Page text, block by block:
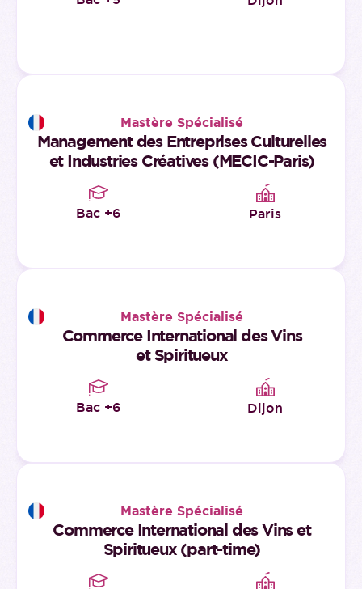
Mastère Spécialisé
Management des Entreprises Culturelles
et Industries Créatives (MECIC-Paris)
Bac +6 Paris
Mastère Spécialisé
Commerce International des Vins
et Spiritueux
Bac +6 Dijon
Mastère Spécialisé
Commerce International des Vins et
Spiritueux (part-time)